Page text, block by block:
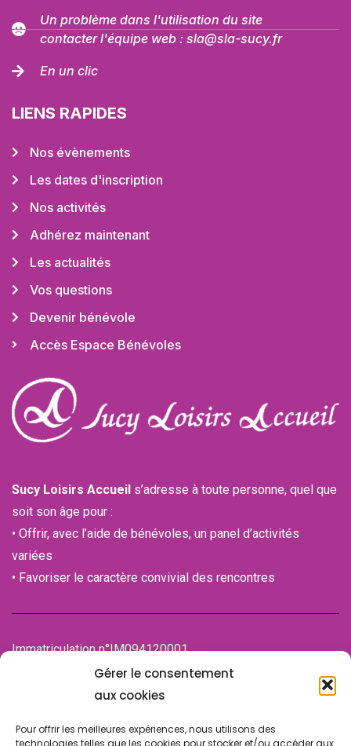
Gérer le consentement
aux cookies
Pour offrir les meilleures expériences, nous utilisons des
technologies telles que les cookies pour stocker et/ou accéder aux
Un problème dans l'utilisation du site
contacter l'équipe web : sla@sla-sucy.fr
En un clic
LIENS RAPIDES
Nos évènements
Les dates d'inscription
Nos activités
Adhérez maintenant
Les actualités
Vos questions
Devenir bénévole
Accès Espace Bénévoles
Sucy Loisirs Accueil s’adresse à toute personne, quel que
soit son âge pour :
• Offrir, avec l’aide de bénévoles, un panel d’activités
variées
• Favoriser le caractère convivial des rencontres
Immatriculation n°IM094120001
de la Chambre des associations (CDA)
94100 SAINT-MAUR-DES-FOSSES